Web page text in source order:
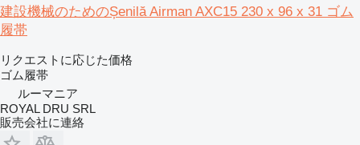
建設機械のためのȘenilă Airman AXC15 230 x 96 x 31 ゴム
履帯
リクエストに応じた価格
ゴム履帯
ルーマニア
ROYAL DRU SRL
販売会社に連絡